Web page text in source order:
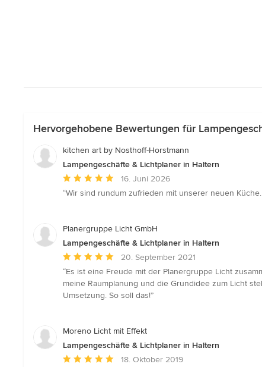
Hervorgehobene Bewertungen für
kitchen art by Nosthoff-Horstmann
Lampengeschäfte & Lichtplaner in Haltern
Durchschnittliche
Bewertung:
5
16. Juni 2026
“Wir sind rundum zufrieden mit unserer neuen
Planergruppe Licht GmbH
Lampengeschäfte & Lichtplaner in Haltern
Durchschnittliche
Bewertung:
5
von
20. September 2021
“Es ist eine Freude mit der Planergruppe Licht
meine Raumplanung und die Grundidee zum Licht
Umsetzung. So soll das!”
Moreno Licht mit Effekt
Lampengeschäfte & Lichtplaner in Haltern
Durchschnittliche18. Oktober 2019